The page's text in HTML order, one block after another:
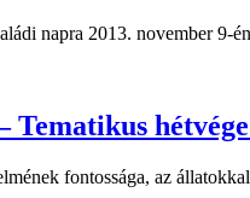
napra 2013. november 9-
Tematikus
fontossága, az